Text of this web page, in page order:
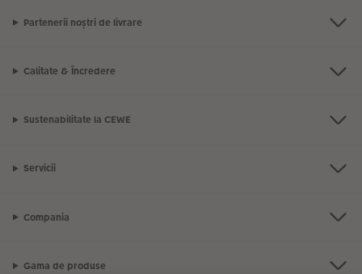
Partenerii noștri de livrare
Calitate & Încredere
Sustenabilitate la CEWE
Servicii
Compania
Gama de produse